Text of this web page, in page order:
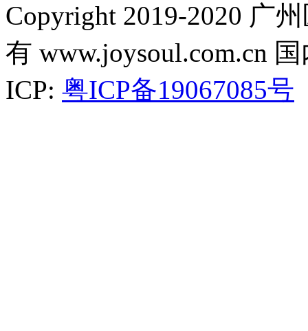
Copyright 2019-2020 广
有 www.joysoul.com.cn
ICP: 粤ICP备19067085号